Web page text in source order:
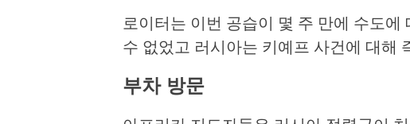
로이터는 이번 공습이 몇 주 만에 수도에
수 없었고 러시아는 키예프 사건에 대해
부차 방문